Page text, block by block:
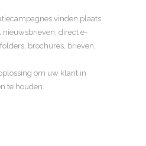
vinden plaats
nieuwsbrieven, direct e-
brochures, brieven,
om uw klant in
te houden.